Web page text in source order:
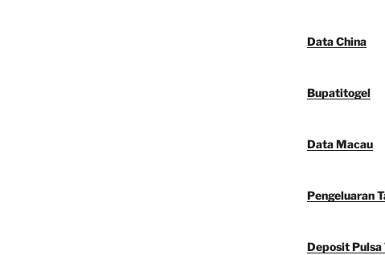
Data China
Bupatitogel
Data Macau
Pengeluaran
Deposit Pulsa